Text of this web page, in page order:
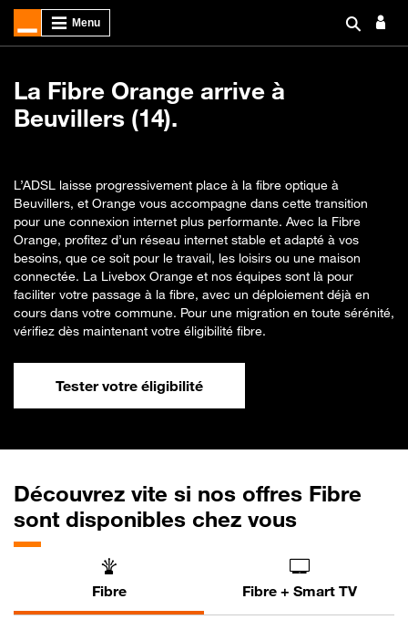
La Fibre Orange arrive à
Beuvillers (14).
L’ADSL laisse progressivement place à la fibre optique à
Beuvillers, et Orange vous accompagne dans cette transition
pour une connexion internet plus performante. Avec la Fibre
Orange, profitez d’un réseau internet stable et adapté à vos
besoins, que ce soit pour le travail, les loisirs ou une maison
connectée. La Livebox Orange et nos équipes sont là pour
faciliter votre passage à la fibre, avec un déploiement déjà en
cours dans votre commune. Pour une migration en toute sérénité,
vérifiez dès maintenant votre éligibilité fibre.
Tester votre éligibilité
Découvrez vite si nos offres Fibre
sont disponibles chez vous
Fibre Fibre + Smart TV